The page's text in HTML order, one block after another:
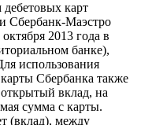
карт
Сбербанк-Маэстро
2013 года в
банке),
использования
Сбербанка также
открытый вклад, на
сумма с карты.
(вклад), между